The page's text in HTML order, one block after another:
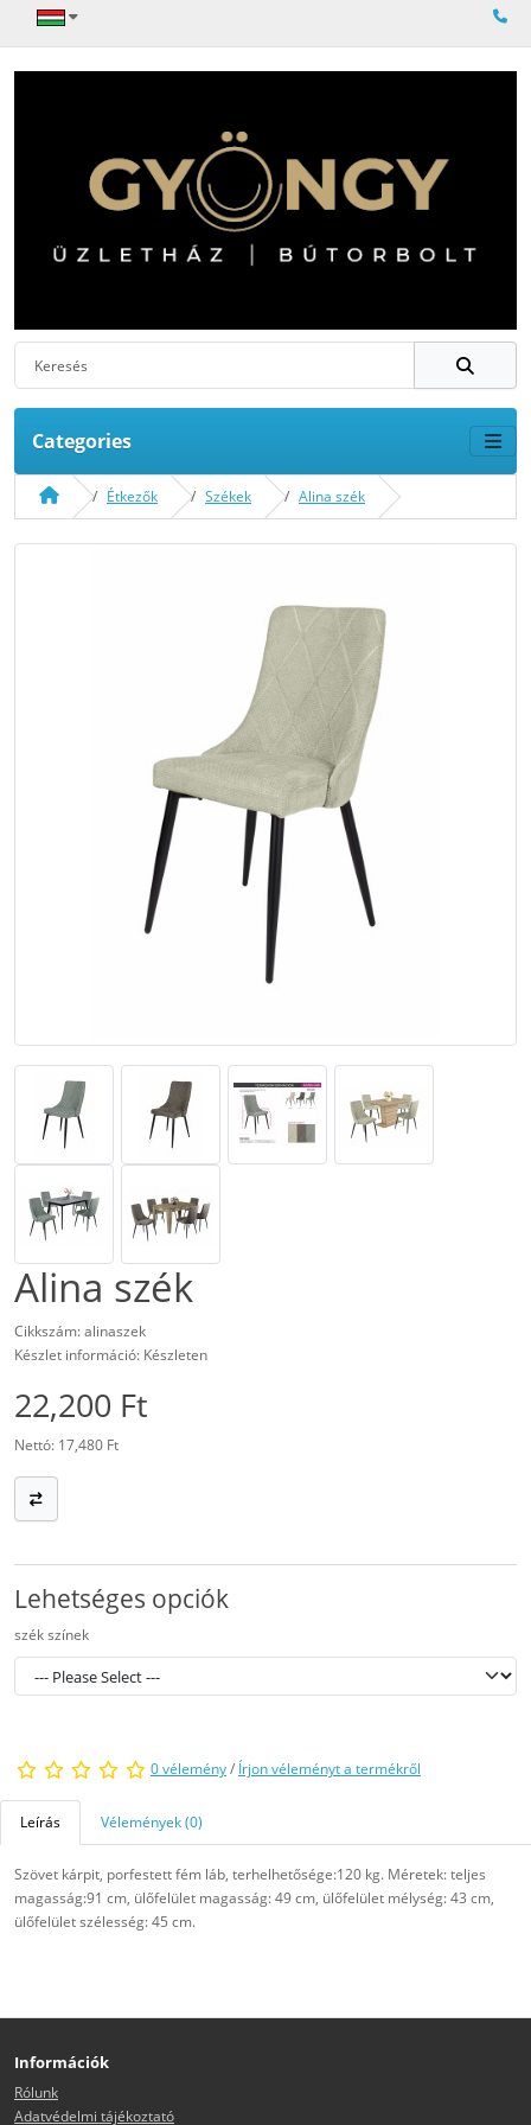
Categories
Étkezők Székek Alina szék
Alina szék
Cikkszám: alinaszek
Készlet információ: Készleten
22,200 Ft
Nettó: 17,480 Ft
Lehetséges opciók
szék színek
0 vélemény/ Írjon véleményt a termékről
Leírás Vélemények (0)
Szövet kárpit, porfestett fém láb, terhelhetősége:120 kg. Méretek: teljes
magasság:91 cm, ülőfelület magasság: 49 cm, ülőfelület mélység: 43 cm,
ülőfelület szélesség: 45 cm.
Információk
Rólunk
Adatvédelmi tájékoztató